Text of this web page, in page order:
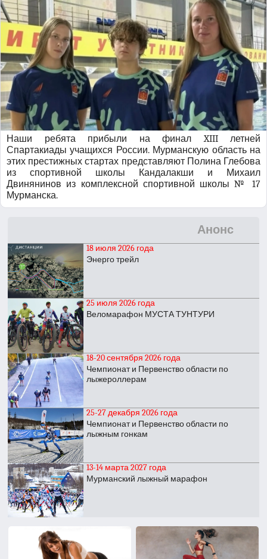
Наши ребята прибыли на финал XIII летней
Спартакиады учащихся России. Мурманскую область на
этих престижных стартах представляют Полина Глебова
из спортивной школы Кандалакши и Михаил
Двинянинов из комплексной спортивной школы № 17
Мурманска.
Анонс
18 июля 2026 года
Энерго трейл
25 июля 2026 года
Веломарафон МУСТА ТУНТУРИ
18-20 сентября 2026 года
Чемпионат и Первенство области по
лыжероллерам
25-27 декабря 2026 года
Чемпионат и Первенство области по
лыжным гонкам
13-14 марта 2027 года
Мурманский лыжный марафон